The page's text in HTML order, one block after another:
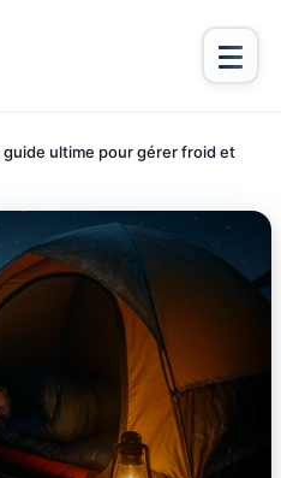
ultime pour gérer froid et